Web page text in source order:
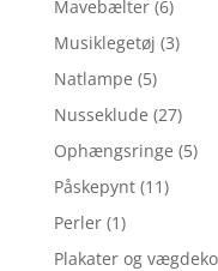
Mavebælter (6)
Musiklegetøj (3)
Natlampe (5)
Nusseklude (27)
Ophængsringe (5)
Påskepynt (11)
Perler (1)
Plakater og